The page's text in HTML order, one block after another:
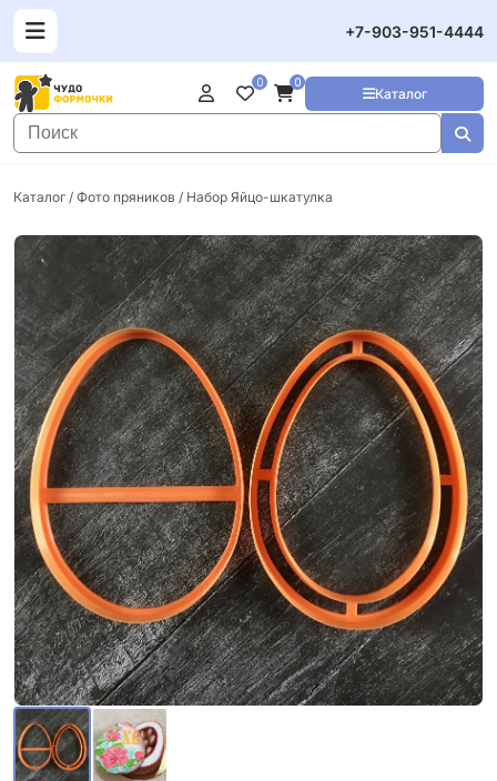
+7-903-951-4444
Каталог
0 0
Каталог / Фото пряников / Набор Яйцо-шкатулка